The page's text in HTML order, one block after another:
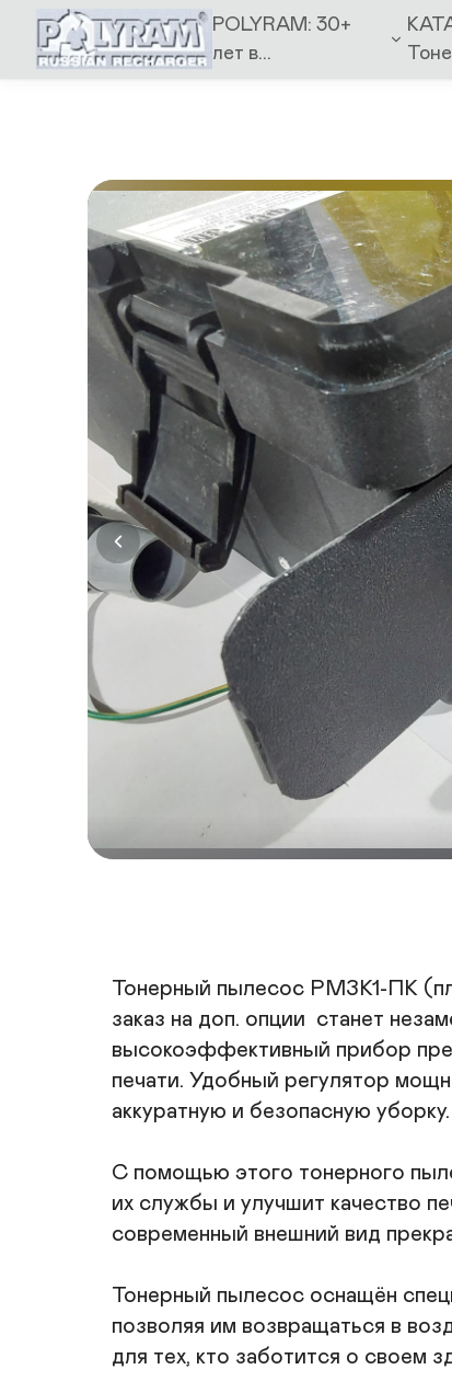
POLYRAM: 30+
лет в...
Тонерный пылесос РМЗК1-ПК
заказ на доп. опции  станет
высокоэффективный прибор
печати. Удобный регулятор
аккуратную и безопасную уборку.
С помощью этого тонерного
их службы и улучшит качество
современный внешний вид
Тонерный пылесос оснащён
позволяя им возвращаться в
для тех, кто заботится о своем